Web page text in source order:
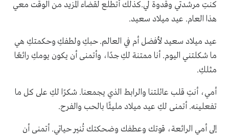
كنتِ مرشدتي وقدوة لي.كذلك أتطلع لقضاء المزيد من الوقت معي
هذا العام. عيد ميلاد سعيد.
عيد ميلاد سعيد لأفضل أم في العالم. حبكِ ولطفكِ وحكمتكِ هي
ما شكلتني اليوم. أنا ممتنة لكِ جدًا، وأتمنى أن يكون يومكِ رائعًا
مثلكِ.
أمي، أنتِ قلب عائلتنا والرابط الذي يجمعنا. شكرًا لكِ على كل ما
تفعلينه. أتمنى لكِ عيد ميلاد مليئًا بالحب والفرح.
إلى أمي الرائعة، قوتك وعطفك وضحكتك تُنير حياتي. أتمنى أن